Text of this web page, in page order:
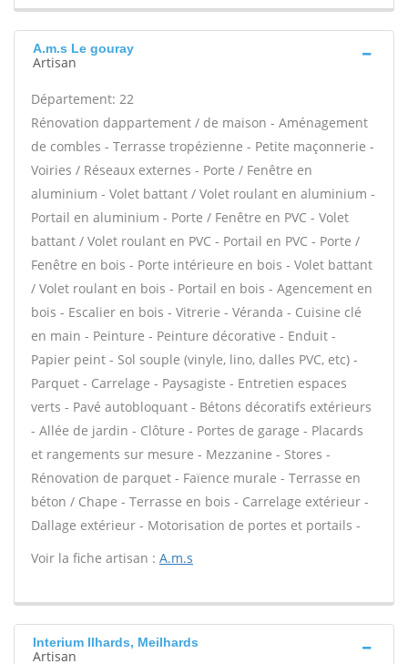
A.m.s Le gouray
Artisan
Département: 22
Rénovation dappartement / de maison - Aménagement
de combles - Terrasse tropézienne - Petite maçonnerie -
Voiries / Réseaux externes - Porte / Fenêtre en
aluminium - Volet battant / Volet roulant en aluminium -
Portail en aluminium - Porte / Fenêtre en PVC - Volet
battant / Volet roulant en PVC - Portail en PVC - Porte /
Fenêtre en bois - Porte intérieure en bois - Volet battant
/ Volet roulant en bois - Portail en bois - Agencement en
bois - Escalier en bois - Vitrerie - Véranda - Cuisine clé
en main - Peinture - Peinture décorative - Enduit -
Papier peint - Sol souple (vinyle, lino, dalles PVC, etc) -
Parquet - Carrelage - Paysagiste - Entretien espaces
verts - Pavé autobloquant - Bétons décoratifs extérieurs
- Allée de jardin - Clôture - Portes de garage - Placards
et rangements sur mesure - Mezzanine - Stores -
Rénovation de parquet - Faïence murale - Terrasse en
béton / Chape - Terrasse en bois - Carrelage extérieur -
Dallage extérieur - Motorisation de portes et portails -
Voir la fiche artisan : A.m.s
Interium Ilhards, Meilhards
Artisan